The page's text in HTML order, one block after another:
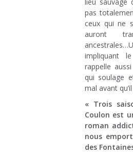
pas
ceux qui ne
auront
impliquant
rappelle
qui soulage
mal avant
« Trois
Coulon est
roman
nous
des